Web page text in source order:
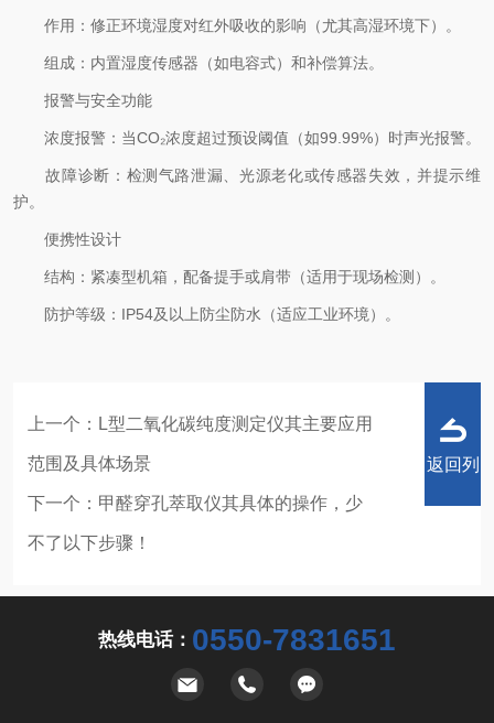
作用：修正环境湿度对红外吸收的影响（尤其高湿环境下）。
组成：内置湿度传感器（如电容式）和补偿算法。
报警与安全功能
浓度报警：当CO₂浓度超过预设阈值（如99.99%）时声光报警。
故障诊断：检测气路泄漏、光源老化或传感器失效，并提示维
护。
便携性设计
结构：紧凑型机箱，配备提手或肩带（适用于现场检测）。
防护等级：IP54及以上防尘防水（适应工业环境）。
上一个： L型二氧化碳纯度测定仪其主要应用
范围及具体场景
下一个： 甲醛穿孔萃取仪其具体的操作，少
不了以下步骤！
返回列
热线电话： 0550-7831651